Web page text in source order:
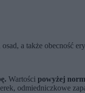
a także obecność
Wartości powyżej
odmiedniczkowe